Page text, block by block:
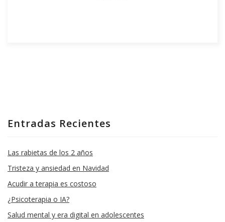
Entradas Recientes
Las rabietas de los 2 años
Tristeza y ansiedad en Navidad
Acudir a terapia es costoso
¿Psicoterapia o IA?
Salud mental y era digital en adolescentes